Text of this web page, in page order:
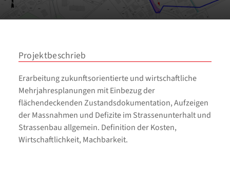
Projektbeschrieb
Erarbeitung zukunftsorientierte und wirtschaftliche
Mehrjahresplanungen mit Einbezug der
flächendeckenden Zustandsdokumentation, Aufzeigen
der Massnahmen und Defizite im Strassenunterhalt und
Strassenbau allgemein. Definition der Kosten,
Wirtschaftlichkeit, Machbarkeit.